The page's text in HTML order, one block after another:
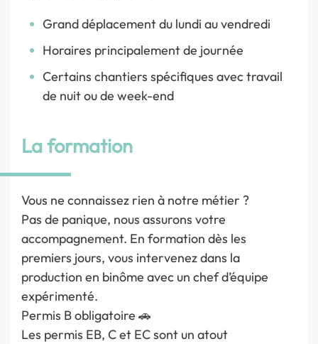
Grand déplacement du lundi au vendredi
Horaires principalement de journée
Certains chantiers spécifiques avec travail
de nuit ou de week-end
La formation
Vous ne connaissez rien à notre métier ?
Pas de panique, nous assurons votre
accompagnement. En formation dès les
premiers jours, vous intervenez dans la
production en binôme avec un chef d’équipe
expérimenté.
Permis B obligatoire 🚗
Les permis EB, C et EC sont un atout